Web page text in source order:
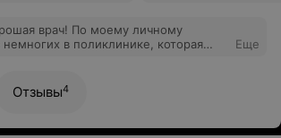
врач! По моему личному
в поликлинике, которая
когда видно, что пациент
в своем заболевании, она
а ищит причину, что бы помочь!
к данному специалисту на
большое за ее труд и помощь...
Еще
Отзывы4